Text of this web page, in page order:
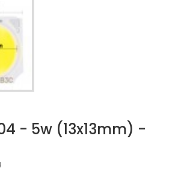
- 5w (13x13mm) -